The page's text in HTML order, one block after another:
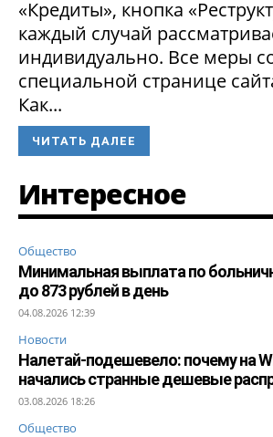
«Кредиты», кнопка
каждый случай
индивидуально. Все меры
специальной странице
Как...
ЧИТАТЬ ДАЛЕЕ
Интересное
Общество
Минимальная выплата по
до 873 рублей в день
04.08.2026 12:39
Новости
Налетай-подешевело: почему на
начались странные дешевые
03.08.2026 18:26
Общество